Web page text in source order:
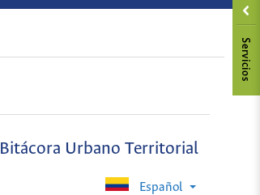
Bitácora Urbano Territorial
Español